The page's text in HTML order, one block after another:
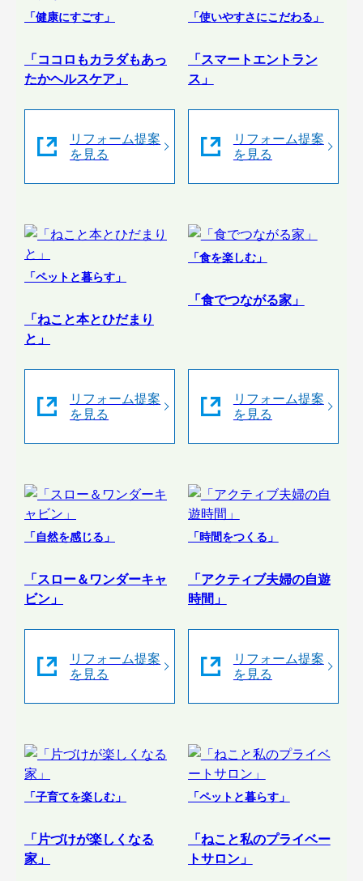
「健康にすごす」
「ココロもカラダもあっ
たかヘルスケア」
リフォーム提案
を見る
「使いやすさにこだわる」
「スマートエントラン
ス」
リフォーム提案
を見る
「ペットと暮らす」
「ねこと本とひだまり
と」
リフォーム提案
を見る
「食を楽しむ」
「食でつながる家」
リフォーム提案
を見る
「自然を感じる」
「スロー＆ワンダーキャ
ビン」
リフォーム提案
を見る
「時間をつくる」
「アクティブ夫婦の自遊
時間」
リフォーム提案
を見る
「子育てを楽しむ」
「片づけが楽しくなる
家」
「ペットと暮らす」
「ねこと私のプライベー
トサロン」